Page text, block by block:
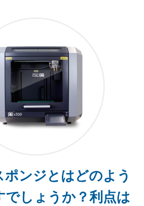
ポンジとはどのよう
でしょうか？利点は